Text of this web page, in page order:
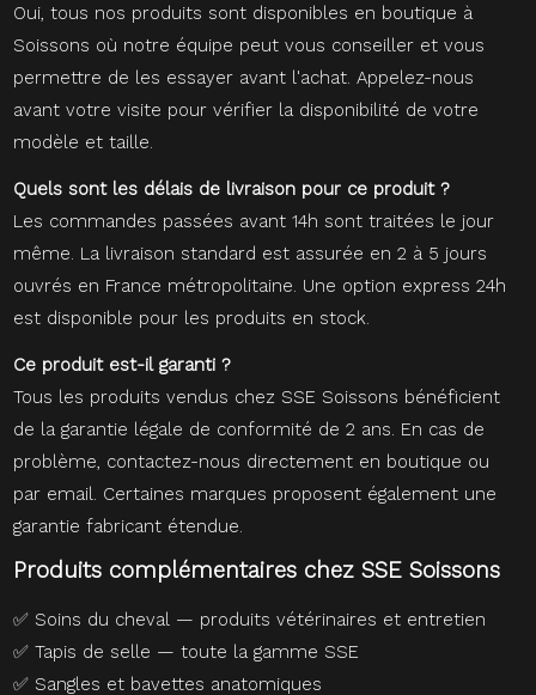
Oui, tous nos produits sont disponibles en boutique à
Soissons où notre équipe peut vous conseiller et vous
permettre de les essayer avant l'achat. Appelez-nous
avant votre visite pour vérifier la disponibilité de votre
modèle et taille.
Quels sont les délais de livraison pour ce produit ?
Les commandes passées avant 14h sont traitées le jour
même. La livraison standard est assurée en 2 à 5 jours
ouvrés en France métropolitaine. Une option express 24h
est disponible pour les produits en stock.
Ce produit est-il garanti ?
Tous les produits vendus chez SSE Soissons bénéficient
de la garantie légale de conformité de 2 ans. En cas de
problème, contactez-nous directement en boutique ou
par email. Certaines marques proposent également une
garantie fabricant étendue.
Produits complémentaires chez SSE Soissons
✅ Soins du cheval — produits vétérinaires et entretien
✅Tapis de selle — toute la gamme SSE
✅ Sangles et bavettes anatomiques